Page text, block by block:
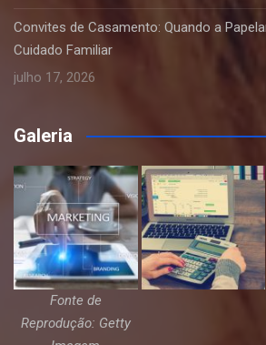
Convites de Casamento: Quando a
Cuidado Familiar
julho 17, 2026
Galeria
Fonte de
Reprodução: Getty